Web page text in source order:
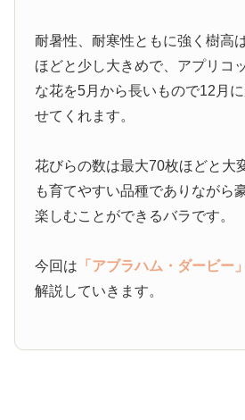
耐暑性、耐寒性ともに強く樹高
ほどと少し大きめで、アプリコ
な花を5月から長いもので12月
せてくれます。
花びらの数は最大70枚ほどと大
も育てやすい品種でありながら
楽しむことができるバラです。
今回は 「アブラハム・ダービー
解説していきます。